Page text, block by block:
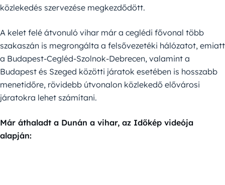
közlekedés szervezése megkezdődött.
A kelet felé átvonuló vihar már a ceglédi fővonal több
szakaszán is megrongálta a felsővezetéki hálózatot, emiatt
a Budapest-Cegléd-Szolnok-Debrecen, valamint a
Budapest és Szeged közötti járatok esetében is hosszabb
menetidőre, rövidebb útvonalon közlekedő elővárosi
járatokra lehet számítani.
Már áthaladt a Dunán a vihar, az Időkép videója
alapján: